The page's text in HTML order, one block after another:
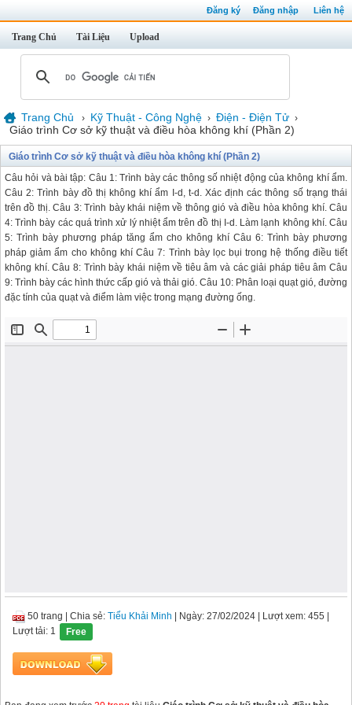
Đăng ký Đăng nhập Liên hệ
Trang Chủ Tài Liệu Upload
Trang Chủ › Kỹ Thuật - Công Nghệ › Điện - Điện Tử ›
Giáo trình Cơ sở kỹ thuật và điều hòa không khí (Phần 2)
Giáo trình Cơ sở kỹ thuật và điều hòa không khí (Phần 2)
Câu hỏi và bài tập: Câu 1: Trình bày các thông số nhiệt động của không khí ẩm.
Câu 2: Trình bày đồ thị không khí ẩm I-d, t-d. Xác định các thông số trạng thái
trên đồ thị. Câu 3: Trình bày khái niệm về thông gió và điều hòa không khí. Câu
4: Trình bày các quá trình xử lý nhiệt ẩm trên đồ thị I-d. Làm lạnh không khí. Câu
5: Trình bày phương pháp tăng ẩm cho không khí Câu 6: Trình bày phương
pháp giảm ẩm cho không khí Câu 7: Trình bày lọc bụi trong hệ thống điều tiết
không khí. Câu 8: Trình bày khái niệm về tiêu âm và các giải pháp tiêu âm Câu
9: Trình bày các hình thức cấp gió và thải gió. Câu 10: Phân loại quạt gió, đường
đặc tính của quạt và điểm làm việc trong mạng đường ống.
50 trang Chia sẻ: Tiểu Khải Minh | Ngày: 27/02/2024 | Lượt xem: 455
Lượt tải: 1
Free